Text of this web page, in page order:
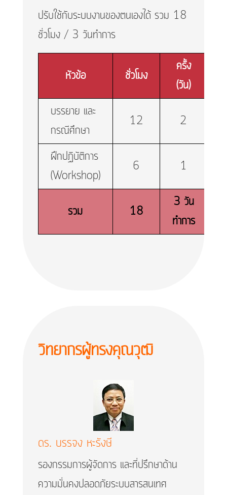
ปรับใช้กับระบบงานของตนเองได้ รวม 18
ชั่วโมง / 3 วันทำการ
หัวข้อ ชั่วโมง
ครั้ง
(วัน)
บรรยาย และ
กรณีศึกษา
12 2
ฝึกปฏิบัติการ
(Workshop)
6 1
รวม 18
3 วัน
ทำการ
วิทยากร​ผู้ทรงคุณวุฒิ
ดร. บรรจง หะรังษี
รองกรรมการผู้จัดการ และที่ปรึกษาด้าน
ความมั่นคงปลอดภัยระบบสารสนเทศ